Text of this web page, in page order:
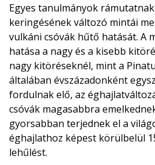
Egyes tanulmányok
keringésének változó mintái
vulkáni csóvák hűtő hatását. A
hatása a nagy és a kisebb
nagy kitöréseknél, mint a
általában évszázadonként
fordulnak elő, az
csóvák magasabbra
gyorsabban terjednek el a
éghajlathoz képest körülbelül
lehűlést.